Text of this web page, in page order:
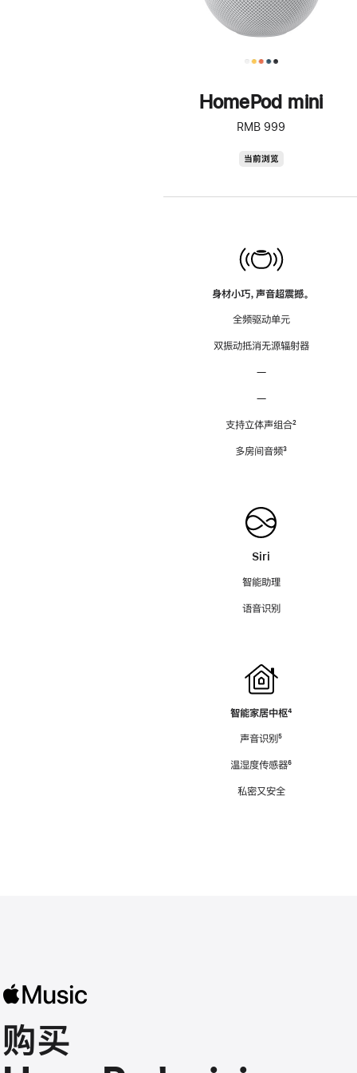
HomePod mini
RMB 999
当前浏览
身材小巧，声音超震撼。
全频驱动单元
双振动抵消无源辐射器
—
—
支持立体声组合脚
²
多房间音频脚
³
Siri
智能助理
语音识别
智能家居中枢脚
⁴
声音识别脚
⁵
温湿度传感器脚
⁶
私密又安全
购买